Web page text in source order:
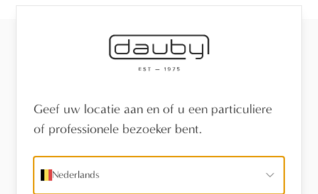
Klaar voor de volgende stap?
Bekijk de afwerking van dichtbij, laat je adviseren of
Bezoek de toonzaal
Geef uw locatie aan en of u een particuliere
of professionele bezoeker bent.
Nederlands